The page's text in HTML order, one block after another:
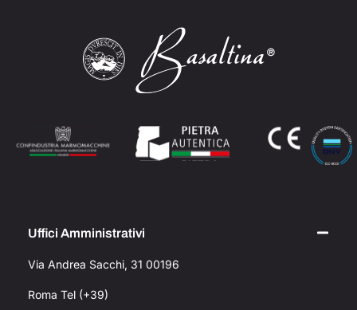
Uffici Amministrativi
Via Andrea Sacchi, 31 00196
Roma Tel (+39)